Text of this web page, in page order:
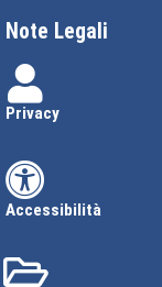
Note Legali
Privacy
Accessibilità